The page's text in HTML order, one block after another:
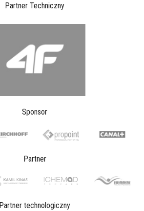
Partner Techniczny
Sponsor
Partner
Partner technologiczny